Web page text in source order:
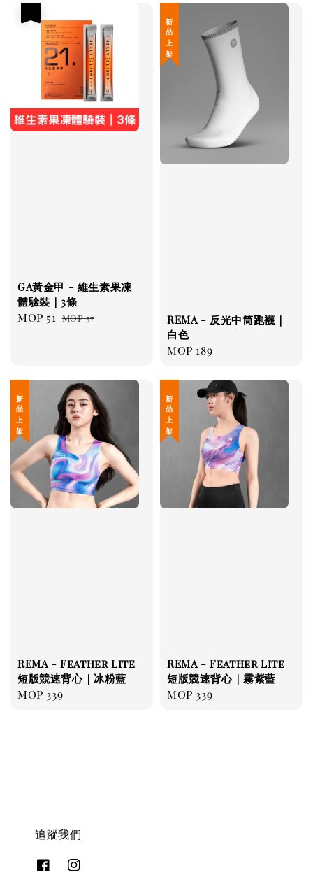
GA黃金甲 - 維生素果凍
體驗裝｜3條
Sale
MOP 51 Regular
MOP 57
新 品 上 架
REMA - 反光中筒跑襪｜
白色
Regular
MOP 189
新 品 上 架
REMA - Feather Lite
短版競速背心｜冰粉藍
Regular
MOP 339
新 品 上 架
REMA - Feather Lite
短版競速背心｜霧紫藍
Regular
MOP 339
追蹤我們